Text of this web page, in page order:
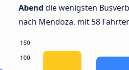
Abend die wenigsten
nach Mendoza, mit 58